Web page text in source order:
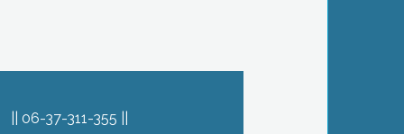
06-37-311-355